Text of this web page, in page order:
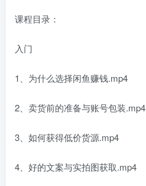
课程目录：
入门
1、为什么选择闲鱼赚钱.mp4
2、卖货前的准备与账号包装.mp4
3、如何获得低价货源.mp4
4、好的文案与实拍图获取.mp4